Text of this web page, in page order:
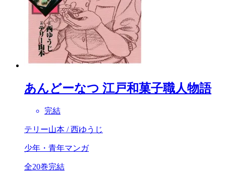
あんどーなつ 江戸和菓子職人物語
完結
テリー山本 / 西ゆうじ
少年・青年マンガ
全20巻完結